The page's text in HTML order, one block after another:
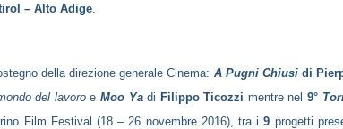
– Alto Adige
della direzione generale Cinema: A Pugni Chiusi di
del lavoroe Moo Yadi Filippo Ticozzi mentre nel 9°
Film Festival (18 – 26 novembre 2016), tra i9 progetti